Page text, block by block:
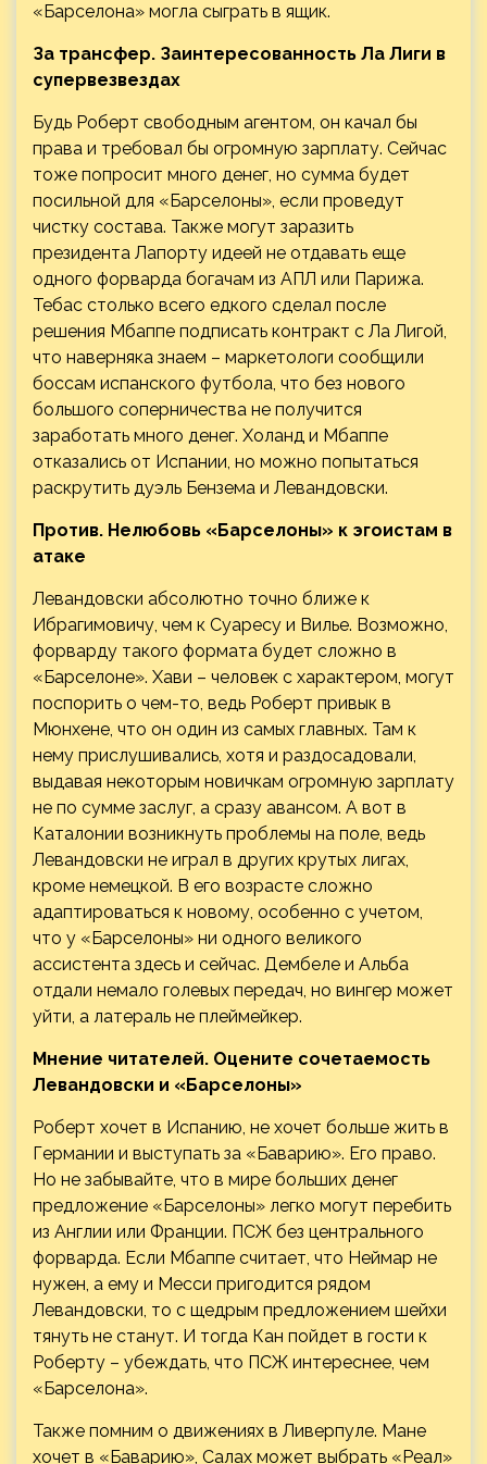
«Барселона» могла сыграть в ящик.
За трансфер. Заинтересованность Ла Лиги в
супервезвездах
Будь Роберт свободным агентом, он качал бы
права и требовал бы огромную зарплату. Сейчас
тоже попросит много денег, но сумма будет
посильной для «Барселоны», если проведут
чистку состава. Также могут заразить
президента Лапорту идеей не отдавать еще
одного форварда богачам из АПЛ или Парижа.
Тебас столько всего едкого сделал после
решения Мбаппе подписать контракт с Ла Лигой,
что наверняка знаем – маркетологи сообщили
боссам испанского футбола, что без нового
большого соперничества не получится
заработать много денег. Холанд и Мбаппе
отказались от Испании, но можно попытаться
раскрутить дуэль Бензема и Левандовски.
Против. Нелюбовь «Барселоны» к эгоистам в
атаке
Левандовски абсолютно точно ближе к
Ибрагимовичу, чем к Суаресу и Вилье. Возможно,
форварду такого формата будет сложно в
«Барселоне». Хави – человек с характером, могут
поспорить о чем-то, ведь Роберт привык в
Мюнхене, что он один из самых главных. Там к
нему прислушивались, хотя и раздосадовали,
выдавая некоторым новичкам огромную зарплату
не по сумме заслуг, а сразу авансом. А вот в
Каталонии возникнуть проблемы на поле, ведь
Левандовски не играл в других крутых лигах,
кроме немецкой. В его возрасте сложно
адаптироваться к новому, особенно с учетом,
что у «Барселоны» ни одного великого
ассистента здесь и сейчас. Дембеле и Альба
отдали немало голевых передач, но вингер может
уйти, а латераль не плеймейкер.
Мнение читателей. Оцените сочетаемость
Левандовски и «Барселоны»
Роберт хочет в Испанию, не хочет больше жить в
Германии и выступать за «Баварию». Его право.
Но не забывайте, что в мире больших денег
предложение «Барселоны» легко могут перебить
из Англии или Франции. ПСЖ без центрального
форварда. Если Мбаппе считает, что Неймар не
нужен, а ему и Месси пригодится рядом
Левандовски, то с щедрым предложением шейхи
тянуть не станут. И тогда Кан пойдет в гости к
Роберту – убеждать, что ПСЖ интереснее, чем
«Барселона».
Также помним о движениях в Ливерпуле. Мане
хочет в «Баварию», Салах может выбрать «Реал»